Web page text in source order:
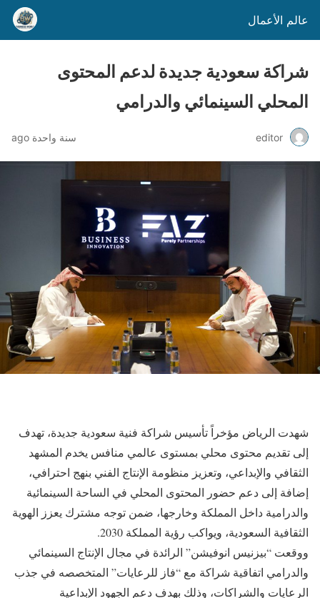
عالم الأعمال
شراكة سعودية جديدة لدعم المحتوى
المحلي السينمائي والدرامي
editor سنة واحدة ago
شهدت الرياض مؤخراً تأسيس شراكة فنية سعودية جديدة، تهدف
إلى تقديم محتوى محلي بمستوى عالمي منافس يخدم المشهد
الثقافي والإبداعي، وتعزيز منظومة الإنتاج الفني بنهج احترافي،
إضافة إلى دعم حضور المحتوى المحلي في الساحة السينمائية
والدرامية داخل المملكة وخارجها، ضمن توجه مشترك يعزز الهوية
الثقافية السعودية، ويواكب رؤية المملكة 2030.
ووقعت “بيزنيس انوفيشن” الرائدة في مجال الإنتاج السينمائي
والدرامي اتفاقية شراكة مع “فاز للرعايات” المتخصصه في جذب
الرعايات والشراكات، وذلك بهدف دعم الجهود الإبداعية